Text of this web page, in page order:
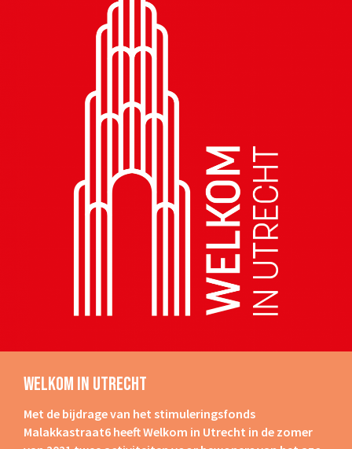
Welkom In Utrecht
Met de bijdrage van het stimuleringsfonds
Malakkastraat6 heeft Welkom in Utrecht in de zomer